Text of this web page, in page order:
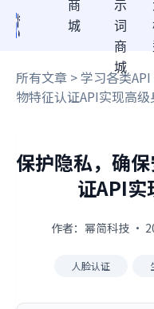
商
城
示
词
商
城
所有文章 >学习各类API
物特征认证API实现高
保护隐私，确
证API实
作者：幂简科技 ·
人脸认证